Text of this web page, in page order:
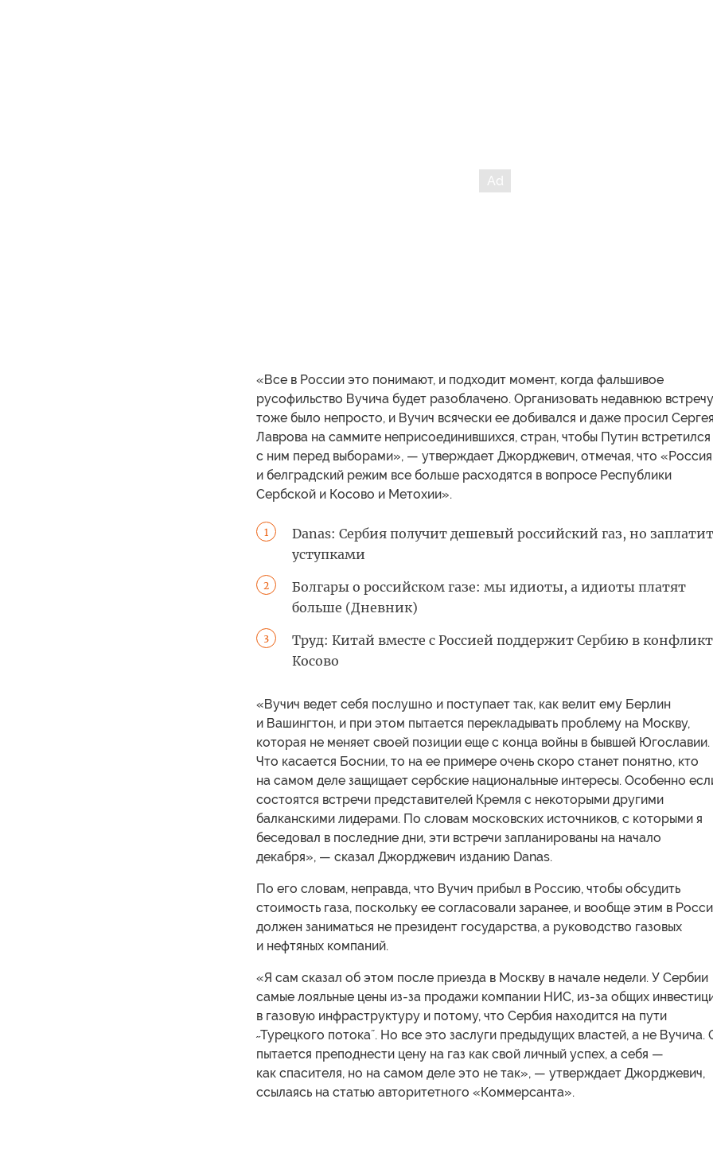
«Все в России это понимают, и подходит момент, когда фальшивое
русофильство Вучича будет разоблачено. Организовать недавнюю встречу
тоже было непросто, и Вучич всячески ее добивался и даже просил
Лаврова на саммите неприсоединившихся, стран, чтобы Путин встретился
с ним перед выборами», — утверждает Джорджевич, отмечая, что «Россия
и белградский режим все больше расходятся в вопросе Республики
Сербской и Косово и Метохии».
1
Danas: Сербия получит дешевый российский газ, но заплатит
уступками
2
Болгары о российском газе: мы идиоты, а идиоты платят
больше (Дневник)
3
Труд: Китай вместе с Россией поддержит Сербию в
Косово
«Вучич ведет себя послушно и поступает так, как велит ему Берлин
и Вашингтон, и при этом пытается перекладывать проблему на Москву,
которая не меняет своей позиции еще с конца войны в бывшей Югославии.
Что касается Боснии, то на ее примере очень скоро станет понятно, кто
на самом деле защищает сербские национальные интересы. Особенно
состоятся встречи представителей Кремля с некоторыми другими
балканскими лидерами. По словам московских источников, с которыми я
беседовал в последние дни, эти встречи запланированы на начало
декабря», — сказал Джорджевич изданию Danas.
По его словам, неправда, что Вучич прибыл в Россию, чтобы обсудить
стоимость газа, поскольку ее согласовали заранее, и вообще этим в
должен заниматься не президент государства, а руководство газовых
и нефтяных компаний.
«Я сам сказал об этом после приезда в Москву в начале недели. У Сербии
самые лояльные цены из-за продажи компании НИС, из-за общих
в газовую инфраструктуру и потому, что Сербия находится на пути
˶Турецкого потока˝. Но все это заслуги предыдущих властей, а не Вучича.
пытается преподнести цену на газ как свой личный успех, а себя —
как спасителя, но на самом деле это не так», — утверждает Джорджевич,
ссылаясь на статью авторитетного «Коммерсанта».